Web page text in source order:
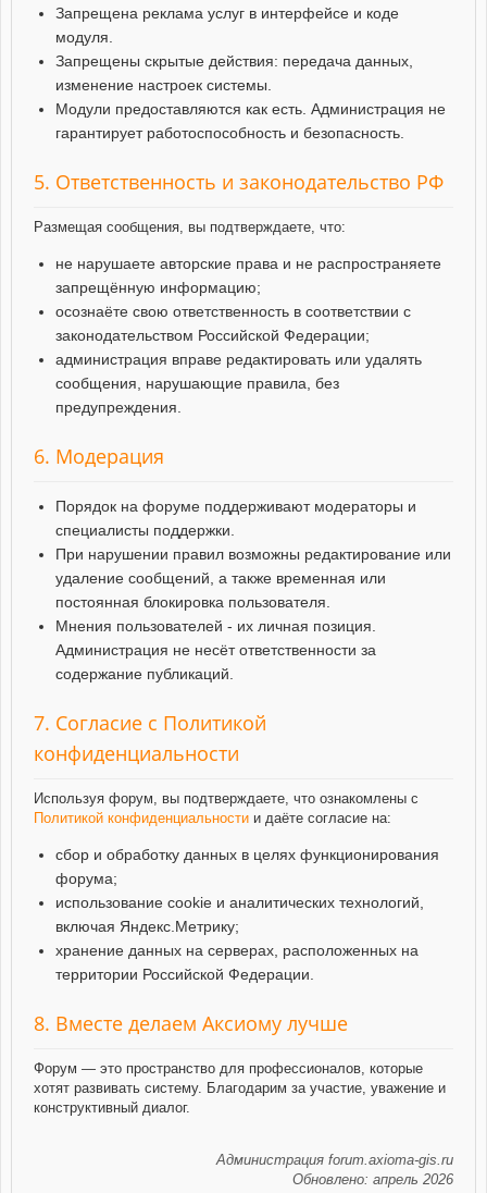
Запрещена реклама услуг в интерфейсе и коде
модуля.
Запрещены скрытые действия: передача данных,
изменение настроек системы.
Модули предоставляются как есть. Администрация не
гарантирует работоспособность и безопасность.
5. Ответственность и законодательство РФ
Размещая сообщения, вы подтверждаете, что:
не нарушаете авторские права и не распространяете
запрещённую информацию;
осознаёте свою ответственность в соответствии с
законодательством Российской Федерации;
администрация вправе редактировать или удалять
сообщения, нарушающие правила, без
предупреждения.
6. Модерация
Порядок на форуме поддерживают модераторы и
специалисты поддержки.
При нарушении правил возможны редактирование или
удаление сообщений, а также временная или
постоянная блокировка пользователя.
Мнения пользователей - их личная позиция.
Администрация не несёт ответственности за
содержание публикаций.
7. Согласие с Политикой
конфиденциальности
Используя форум, вы подтверждаете, что ознакомлены с
Политикой конфиденциальности и даёте согласие на:
сбор и обработку данных в целях функционирования
форума;
использование cookie и аналитических технологий,
включая Яндекс.Метрику;
хранение данных на серверах, расположенных на
территории Российской Федерации.
8. Вместе делаем Аксиому лучше
Форум — это пространство для профессионалов, которые
хотят развивать систему. Благодарим за участие, уважение и
конструктивный диалог.
Администрация forum.axioma-gis.ru
Обновлено: апрель 2026